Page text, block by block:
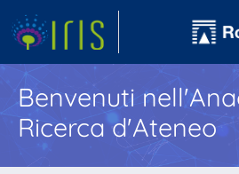
Benvenuti
Ricerca d'Ateneo